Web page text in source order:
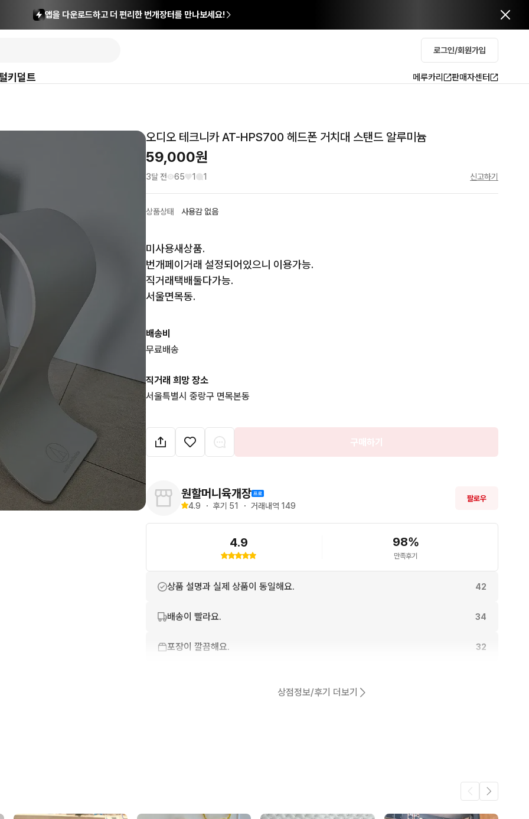
앱을 다운로드하고 더 편리한 번개장터를 만나보세요!
로그인/회원가입
키덜트 메루카리 판매자센터
오디오 테크니카 AT-HPS700 헤드폰 거치대 스탠드 알루미늄
59,000원
3달 전 65 1 1 신고하기
상품상태 사용감 없음
미사용새상품.
번개페이거래 설정되어있으니 이용가능.
직거래택배둘다가능.
서울면목동.
배송비
무료배송
직거래 희망 장소
서울특별시 중랑구 면목본동
구매하기
원할머니육개장
4.9 ・ 후기 51 ・ 거래내역 149
팔로우
4.9 98%
만족후기
상품 설명과 실제 상품이 동일해요. 42
배송이 빨라요. 34
포장이 깔끔해요. 32
상점정보/후기 더보기